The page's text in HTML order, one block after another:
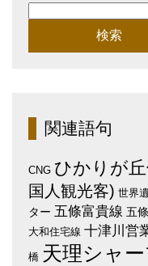
検
索:
関連語句
CNG ひかりが
国人観光客) 世界
ター 五條富貴線 五
大和住宅線 十津川営
橋 天理シャ